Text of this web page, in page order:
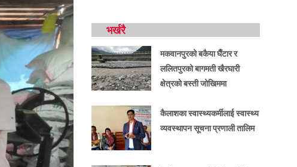
भर्खरै
मकवानपुरको बकैया घैँटार र
ललितपुरको बागमती खैरघारी
क्षेत्रको बस्ती जोखिममा
कैलाशका स्वास्थ्यकर्मीलाई स्वास्थ्य
व्यवस्थापन सूचना प्रणाली तालिम